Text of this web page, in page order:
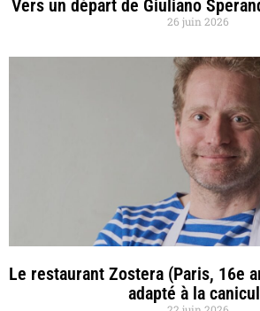
Vers un départ de Giuliano
26 juin 2026
Le restaurant Zostera (Paris, 16e
adapté à la